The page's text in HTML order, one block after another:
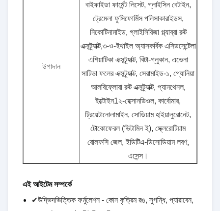
উপাদান
বাইফাইডা ফার্মেন্ট লিসেট, গ্লাইসিন বেটাইন,
ট্রেমেলা ফুসিফোর্মিস পলিসাকারাইডস,
নিকোটিনামাইড, গ্লাইসিরিজা গ্ল্যাব্রা রুট
এক্সট্র্যাক্ট,৩-ও-ইথাইল অ্যাসকর্বিক এসিডসেন্টেলা
এশিয়াটিকা এক্সট্র্যাক্ট, বিটা-গ্লুকান, এভেনা
সাটিভা ফলের এক্সট্র্যাক্ট, সেরামাইড-১, প্যোনিয়া
আলবিফ্লোরা রুট এক্সট্র্যাক্ট, প্যানথেনল,
ইক্টোইন1২-হেক্সানডিওল, কার্বোমার,
ট্রিয়েটানোলামাইন, সোডিয়াম হাইয়ালুরোনেট,
টোকোফেরল (ভিটামিন ই), স্ক্লেরোটিয়াম
রোলফসি জেল, ইডিটিএ-ডিসোডিয়াম লবণ,
এসেন্স।
এই আইটেম সম্পর্কে
✔উদ্ভিদভিত্তিক ফর্মুলেশন - কোন কৃত্রিম রঙ, সুগন্ধি, প্যারাবেন,